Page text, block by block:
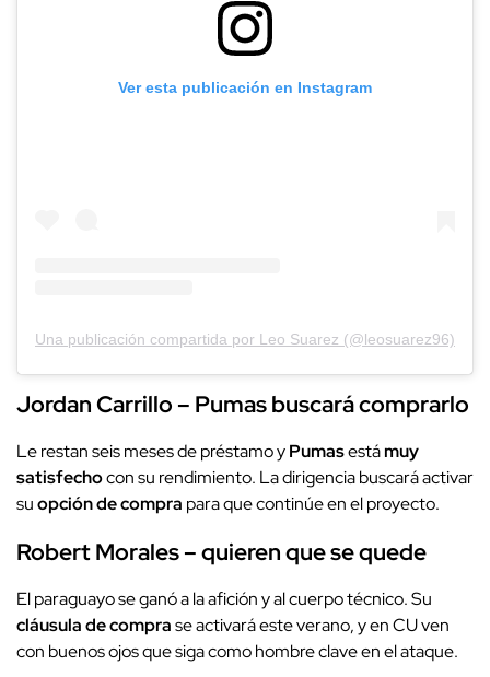
Ver esta publicación en Instagram
Una publicación compartida por Leo Suarez (@leosuarez96)
Jordan Carrillo – Pumas buscará comprarlo
Le restan seis meses de préstamo yPumasestámuy
satisfechocon su rendimiento. La dirigencia buscará activar
suopción de compra para que continúe en el proyecto.
Robert Morales – quieren que se quede
El paraguayo se ganó a la afición y al cuerpo técnico. Su
cláusula de comprase activará este verano, y en CU ven
con buenos ojos que siga como hombre clave en el ataque.